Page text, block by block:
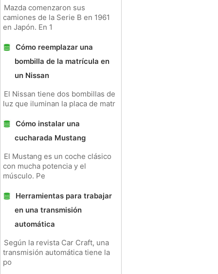
Mazda comenzaron sus
camiones de la Serie B en 1961
en Japón. En 1
Cómo reemplazar una
bombilla de la matrícula en
un Nissan
El Nissan tiene dos bombillas de
luz que iluminan la placa de matr
Cómo instalar una
cucharada Mustang
El Mustang es un coche clásico
con mucha potencia y el
músculo. Pe
Herramientas para trabajar
en una transmisión
automática
Según la revista Car Craft, una
transmisión automática tiene la
po